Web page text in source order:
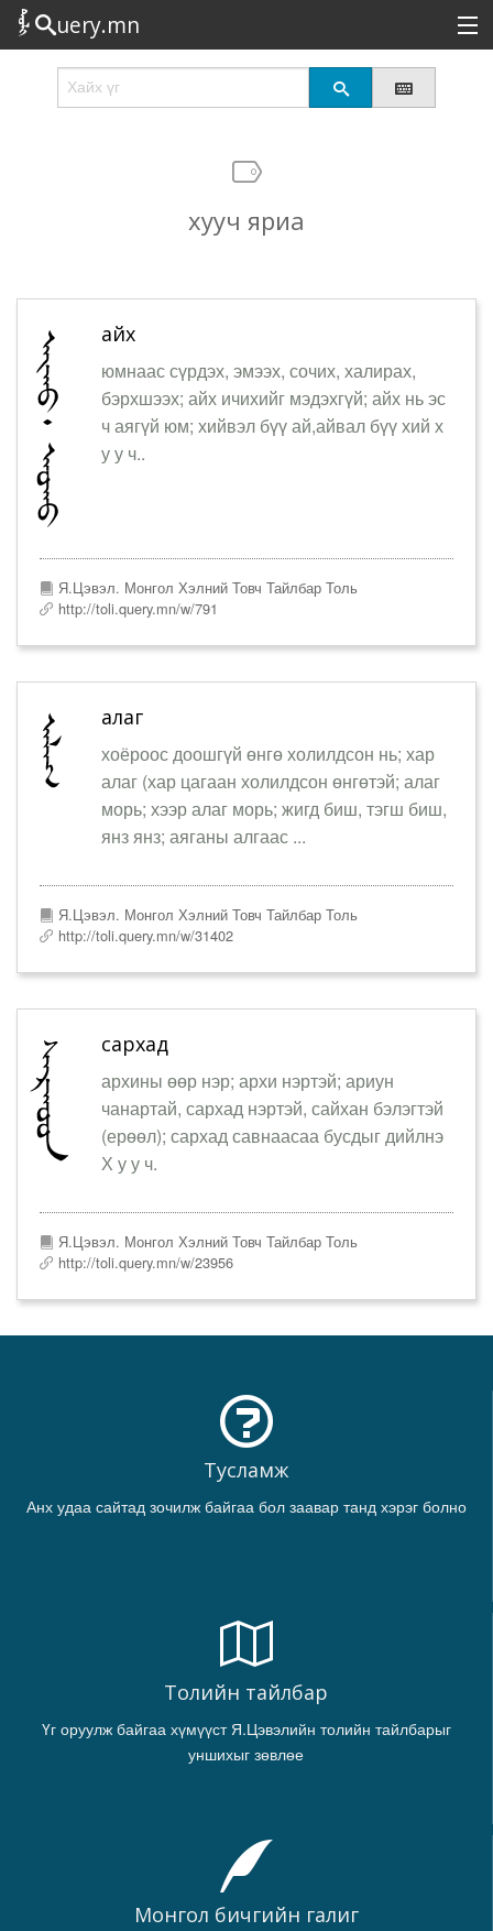
uery.mn
Сонирхолтой
хууч яриа
айх
юмнаас сүрдэх, эмээх, сочих, халирах,
бэрхшээх; айх ичихийг мэдэхгүй; айх нь эс
ч аягүй юм; хийвэл бүү ай,айвал бүү хий х
у у ч..
Я.Цэвэл. Монгол Хэлний Товч Тайлбар Толь
http://toli.query.mn/w/791
алаг
хоёроос доошгүй өнгө холилдсон нь; хар
алаг (хар цагаан холилдсон өнгөтэй; алаг
морь; хээр алаг морь; жигд биш, тэгш биш,
янз янз; аяганы алгаас ...
Я.Цэвэл. Монгол Хэлний Товч Тайлбар Толь
http://toli.query.mn/w/31402
сархад
архины өөр нэр; архи нэртэй; ариун
чанартай, сархад нэртэй, сайхан бэлэгтэй
(ерөөл); сархад савнаасаа бусдыг дийлнэ
Х у у ч.
Я.Цэвэл. Монгол Хэлний Товч Тайлбар Толь
http://toli.query.mn/w/23956
Тусламж
Анх удаа сайтад зочилж байгаа бол заавар танд хэрэг болно
Толийн тайлбар
Үг оруулж байгаа хүмүүст Я.Цэвэлийн толийн тайлбарыг
уншихыг зөвлөе
Монгол бичгийн галиг